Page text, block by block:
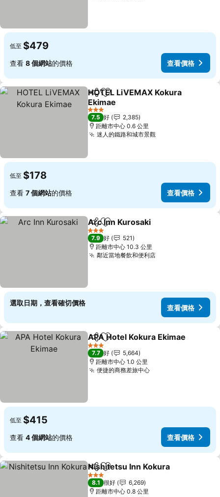
低至 $479
查看 8 個網站的價格 查看價格
分享 放到收藏夾
HOTEL LiVEMAX Kokura
Ekimae
3 星級
7.5 好
2,385
距離市中心 0.6 公里
迷人的鐵路和城市景觀
低至 $178
查看 7 個網站的價格 查看價格
分享 放到收藏夾
Arc Inn Kurosaki
3 星級
7.9 好
521
距離市中心 10.3 公里
鄰近當地餐飲和便利店
選取日期，查看確切價格
查看價格
分享 放到收藏夾
APA Hotel Kokura Ekimae
3 星級
7.7 好
5,664
距離市中心 1.0 公里
便捷的商務差旅中心
低至 $415
查看 4 個網站的價格 查看價格
分享 放到收藏夾
Nishitetsu Inn Kokura
3 星級
8.1 很好
6,269
距離市中心 0.8 公里